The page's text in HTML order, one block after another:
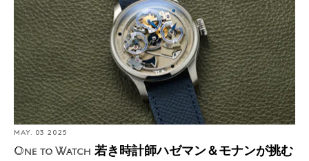
MAY. 03 2025
One to Watch 若き時計師ハゼマン＆モナンが挑む